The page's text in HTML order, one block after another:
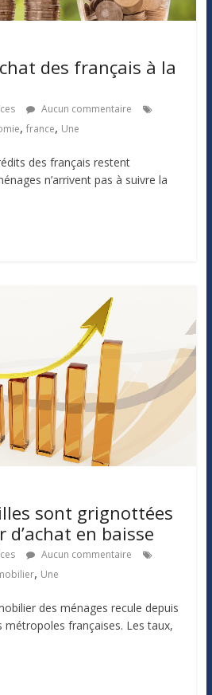
des français à la
Aucun commentaire
, france, Une
des français restent
n’arrivent pas à suivre la
sont grignottées
en baisse
Aucun commentaire
, Une
des ménages recule depuis
métropoles françaises. Les taux,